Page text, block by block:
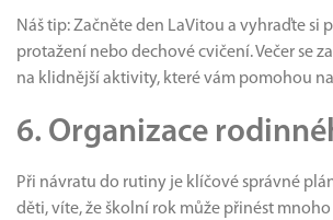
Náš tip: Začněte den LaVitou a vyhraďte si
protažení nebo dechové cvičení. Večer se
na klidnější aktivity, které vám pomohou
6. Organizace
Při návratu do rutiny je klíčové správné
děti, víte, že školní rok může přinést